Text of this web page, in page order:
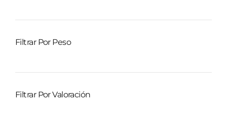
Filtrar Por Peso
Filtrar Por Valoración